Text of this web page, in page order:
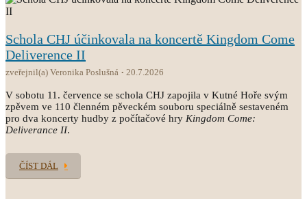
Schola CHJ účinkovala na koncertě Kingdom Come
Deliverence II
zveřejnil(a) Veronika Poslušná 20.7.2026
V sobotu 11. července se schola CHJ zapojila v Kutné Hoře svým
zpěvem ve 110 členném pěveckém souboru speciálně sestaveném
pro dva koncerty hudby z počítačové hry Kingdom Come:
Deliverance II.
ČÍST DÁL